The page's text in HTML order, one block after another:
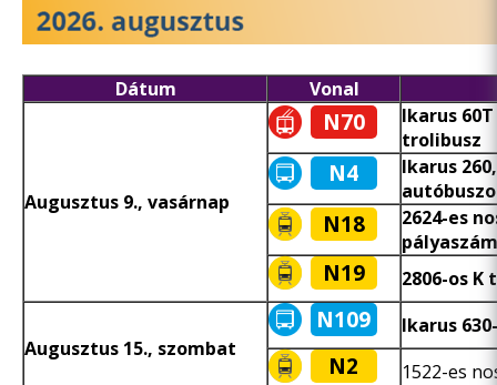
Dátum Vonal
Augusztus 9., vasárnap
N70
Ikarus
trolibusz
N4 Ikarus 260
N18
2624-es
N19 2806-os
Augusztus 15., szombat
N109 Ikarus
N2 1522-es